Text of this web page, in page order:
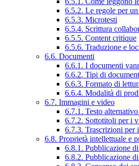
6.5.2. Le regole per
6.5.3. Microtesti
6.5.4. Scrittura
6.5.5. Content critique
6.5.6. Traduzione e
6.6. Documenti
6.6.1. I documenti
6.6.2. Tipi di
6.6.3. Formato di
6.6.4. Modalità di
6.7. Immagini e video
6.7.1. Testo
6.7.2. Sottotitoli per i
6.7.3. Trascrizioni per
6.8. Proprietà intellettuale e
6.8.1. Pubblicazione
6.8.2. Pubblicazione